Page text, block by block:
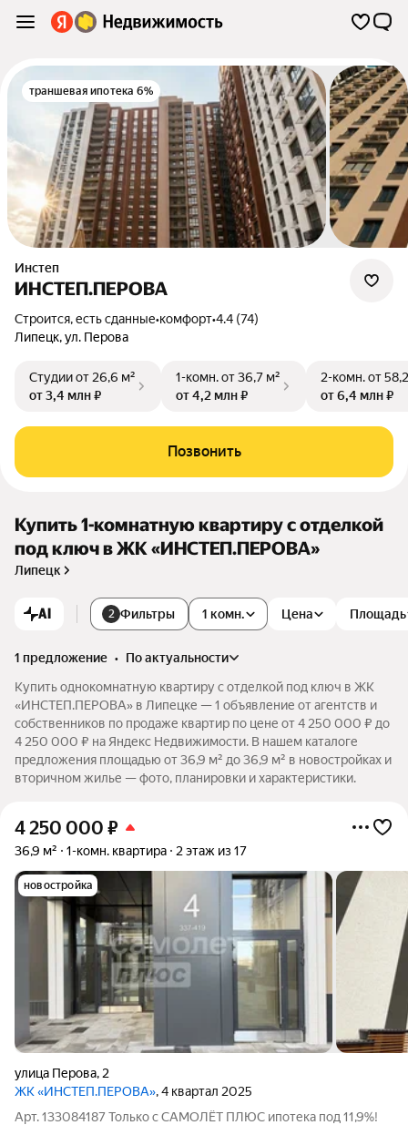
траншевая ипотека 6%
Инстеп
ИНСТЕП.ПЕРОВА
Строится, есть сданные•комфорт•4.4 (74)
Липецк,ул. Перова
Студииот 26,6 м²
от 3,4 млн ₽
1-комн.от 36,7 м²
от 4,2 млн ₽
2-комн.от
от 6,4 млн ₽
Позвонить
Купить 1-комнатную квартиру с отделкой
под ключ в ЖК «ИНСТЕП.ПЕРОВА»
Липецк
AI 2 Фильтры 1 комн. Цена Площадь
1 предложение •
по актуальности
Купить однокомнатную квартиру с отделкой под ключ в ЖК
«ИНСТЕП.ПЕРОВА» в Липецке — 1 объявление от агентств и
собственников по продаже квартир по цене от 4 250 000 ₽ до
4 250 000 ₽ на Яндекс Недвижимости. В нашем каталоге
предложения площадью от 36,9 м² до 36,9 м² в новостройках и
вторичном жилье — фото, планировки и характеристики.
4 250 000 ₽
36,9 м² 1-комн. квартира 2 этаж из 17
новостройка
улица Перова, 2
ЖК «ИНСТЕП.ПЕРОВА», 4 квартал 2025
Арт. 133084187 Только с САМОЛЁТ ПЛЮС ипотека под 11,9%!